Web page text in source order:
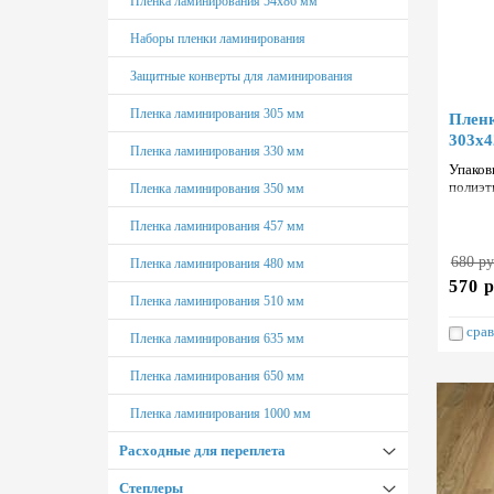
Наборы пленки ламинирования
Защитные конверты для ламинирования
Пленка ламинирования 305 мм
Пленка ламинирования 330 мм
Пленка ламинирования 350 мм
Пленка ламинирования 457 мм
Пленка ламинирования 480 мм
Пленка ламинирования 510 мм
Пленка ламинирования 635 мм
Пленка ламинирования 650 мм
Пленка ламинирования 1000 мм
Расходные для переплета
Обложки для переплета
Степлеры
680
570